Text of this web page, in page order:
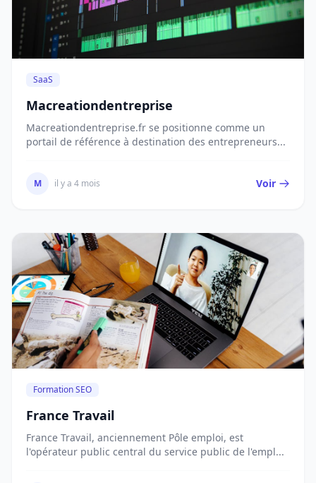
SaaS
Macreationdentreprise
Macreationdentreprise.fr se positionne comme un
portail de référence à destination des entrepreneurs...
M il y a 4 mois Voir
Formation SEO
France Travail
France Travail, anciennement Pôle emploi, est
l'opérateur public central du service public de l'empl...